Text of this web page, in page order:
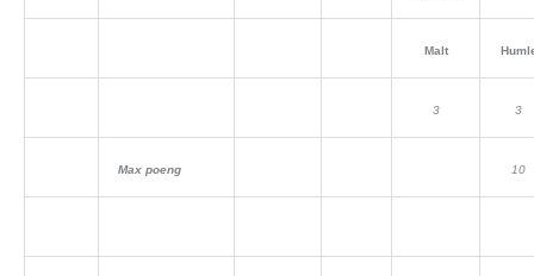
Malt
3 3
Max poeng 10